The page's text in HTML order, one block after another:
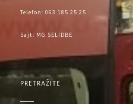
Telefon: 063 185 25 25
Sajt: MG SELIDBE
PRETRAŽITE